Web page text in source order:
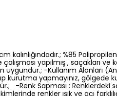
kalınlığındadır.; %85
yapılmış , saçakları
uygundur.; -Kullanım Alanları
kurutma yapmayınız,
-Renk Sapması :
renkler ışık ve açı